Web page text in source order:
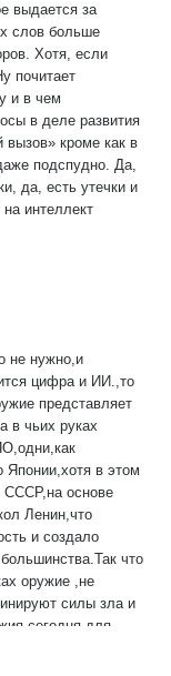
выдается за
слов больше
Хотя, если
почитает
и в чем
в деле развития
вызов» кроме как в
подспудно. Да,
да, есть утечки и
интеллект
ИИ, ну,
резко
человеку, и
там, в 20-23
должно
в электронный
превратить
необходима
применения
(и только)...
у нас сейчас
не нужно,и
цифра и ИИ.,то
представляет
в чьих руках
в этом
СССР,на основе
Ленин,что
и создало
что
оружие ,не
силы зла и
сегодня для
вопрос будет
не на